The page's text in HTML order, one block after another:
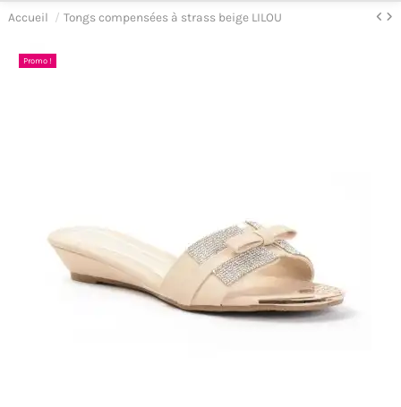
Accueil Tongs compensées à strass beige LILOU
Promo !